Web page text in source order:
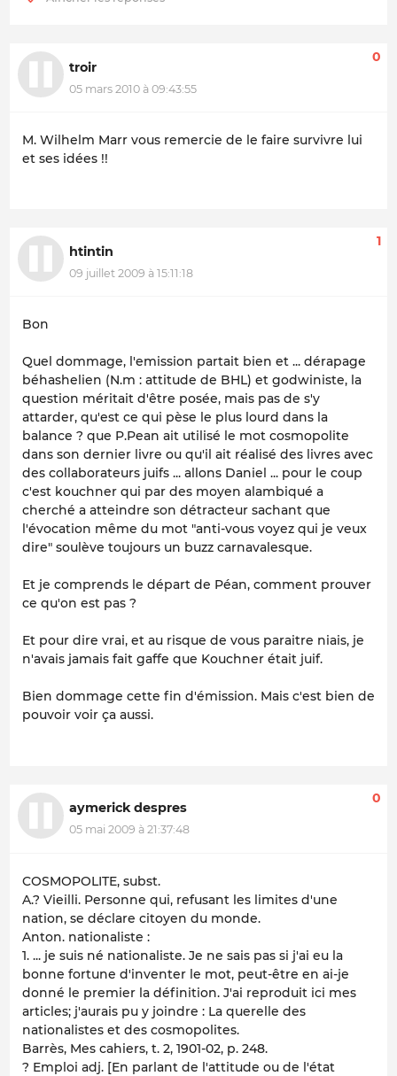
troir
05 mars 2010 à 09:43:55
0
M. Wilhelm Marr vous remercie de le faire survivre lui
et ses idées !!
htintin
09 juillet 2009 à 15:11:18
1
Bon
Quel dommage, l'emission partait bien et ... dérapage
béhashelien (N.m : attitude de BHL) et godwiniste, la
question méritait d'être posée, mais pas de s'y
attarder, qu'est ce qui pèse le plus lourd dans la
balance ? que P.Pean ait utilisé le mot cosmopolite
dans son dernier livre ou qu'il ait réalisé des livres avec
des collaborateurs juifs ... allons Daniel ... pour le coup
c'est kouchner qui par des moyen alambiqué a
cherché a atteindre son détracteur sachant que
l'évocation même du mot "anti-vous voyez qui je veux
dire" soulève toujours un buzz carnavalesque.
Et je comprends le départ de Péan, comment prouver
ce qu'on est pas ?
Et pour dire vrai, et au risque de vous paraitre niais, je
n'avais jamais fait gaffe que Kouchner était juif.
Bien dommage cette fin d'émission. Mais c'est bien de
pouvoir voir ça aussi.
aymerick despres
05 mai 2009 à 21:37:48
0
COSMOPOLITE, subst.
A.? Vieilli. Personne qui, refusant les limites d'une
nation, se déclare citoyen du monde.
Anton. nationaliste :
1. ... je suis né nationaliste. Je ne sais pas si j'ai eu la
bonne fortune d'inventer le mot, peut-être en ai-je
donné le premier la définition. J'ai reproduit ici mes
articles; j'aurais pu y joindre : La querelle des
nationalistes et des cosmopolites.
Barrès, Mes cahiers, t. 2, 1901-02, p. 248.
? Emploi adj. [En parlant de l'attitude ou de l'état